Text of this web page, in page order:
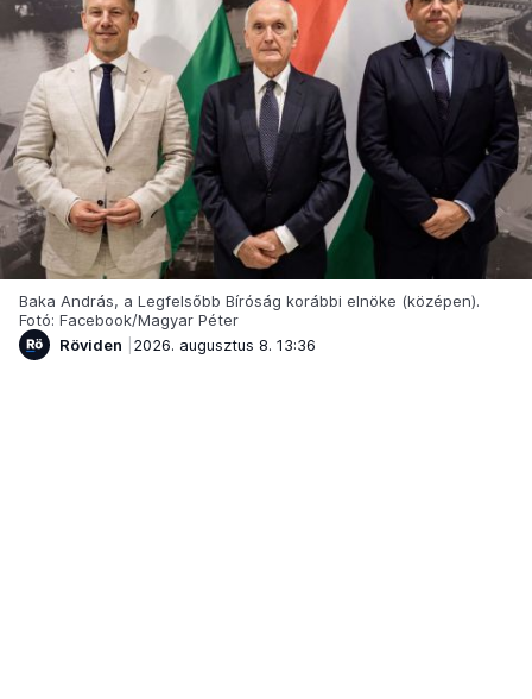
Baka András, a Legfelsőbb Bíróság korábbi elnöke (középen).
Fotó: Facebook/Magyar Péter
Röviden
2026. augusztus 8. 13:36